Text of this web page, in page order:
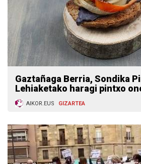
Gaztañaga Berria, Sondika
Lehiaketako haragi pintxo
AIKOR.EUS GIZARTEA